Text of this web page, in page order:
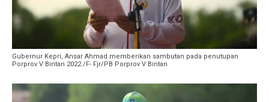
Gubernur Kepri, Ansar Ahmad memberikan sambutan pada penutupan
Porprov V Bintan 2022./F- Fjr/PB Porprov V Bintan